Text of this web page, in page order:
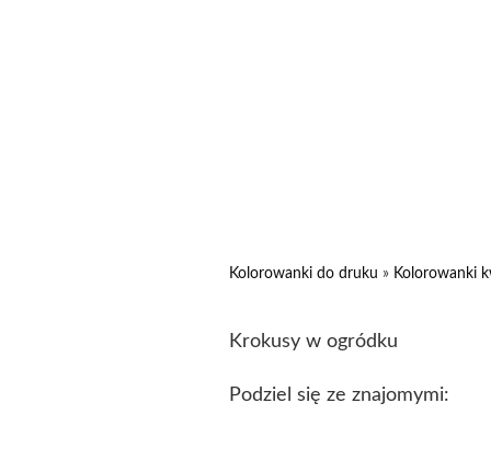
Kolorowanki do druku » Kolorowanki
Krokusy w ogródku
Podziel się ze znajomymi: